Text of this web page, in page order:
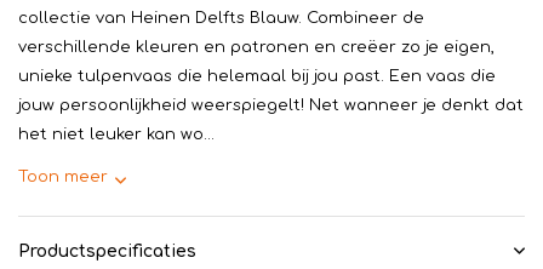
collectie van Heinen Delfts Blauw. Combineer de
verschillende kleuren en patronen en creëer zo je eigen,
unieke tulpenvaas die helemaal bij jou past. Een vaas die
jouw persoonlijkheid weerspiegelt! Net wanneer je denkt dat
het niet leuker kan wo...
Toon meer
Productspecificaties